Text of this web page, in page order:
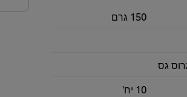
150 גרם
גס
10 יח'